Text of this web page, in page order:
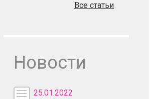
Все статьи
Новости
25.01.2022